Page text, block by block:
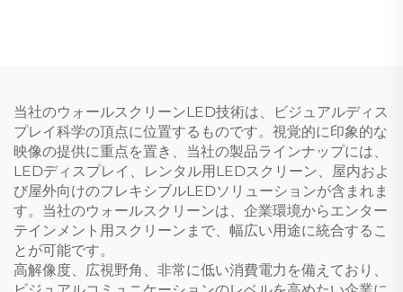
当社のウォールスクリーンLED技術は、ビジュアルディス
プレイ科学の頂点に位置するものです。視覚的に印象的な
映像の提供に重点を置き、当社の製品ラインナップには、
LEDディスプレイ、レンタル用LEDスクリーン、屋内およ
び屋外向けのフレキシブルLEDソリューションが含まれま
す。当社のウォールスクリーンは、企業環境からエンター
テインメント用スクリーンまで、幅広い用途に統合するこ
とが可能です。
高解像度、広視野角、非常に低い消費電力を備えており、